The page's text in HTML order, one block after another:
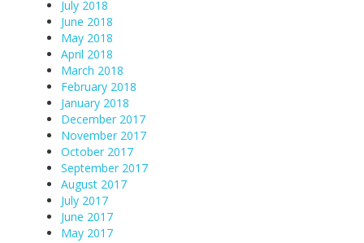
July 2018
June 2018
May 2018
April 2018
March 2018
February 2018
January 2018
December 2017
November 2017
October 2017
September 2017
August 2017
July 2017
June 2017
May 2017